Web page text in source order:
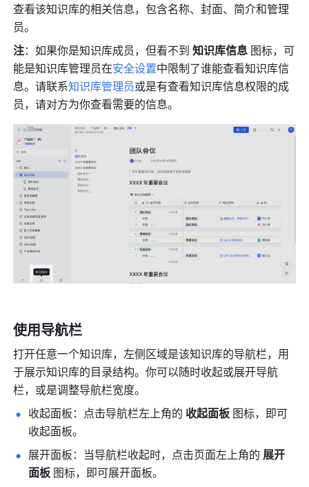
查看该知识库的相关信息，包含名称、封面、简介和管理
员。
注：如果你是知识库成员，但看不到 知识库信息 图标，可
能是知识库管理员在安全设置中限制了谁能查看知识库信
息。请联系知识库管理员或是有查看知识库信息权限的成
员，请对方为你查看需要的信息。
使用导航栏
打开任意一个知识库，左侧区域是该知识库的导航栏，用
于展示知识库的目录结构。你可以随时收起或展开导航
栏，或是调整导航栏宽度。
收起面板：点击导航栏左上角的 收起面板 图标，即可
收起面板。
展开面板：当导航栏收起时，点击页面左上角的 展开
面板 图标，即可展开面板。